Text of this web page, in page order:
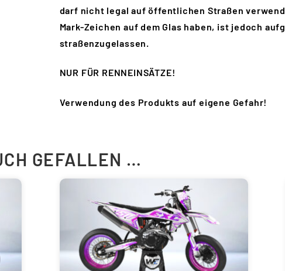
darf nicht legal auf öffentlichen Straßen
Mark-Zeichen auf dem Glas haben, ist jedoch
straßenzugelassen.
NUR FÜR RENNEINSÄTZE!
Verwendung des Produkts auf eigene Gefahr!
GEFALLEN …